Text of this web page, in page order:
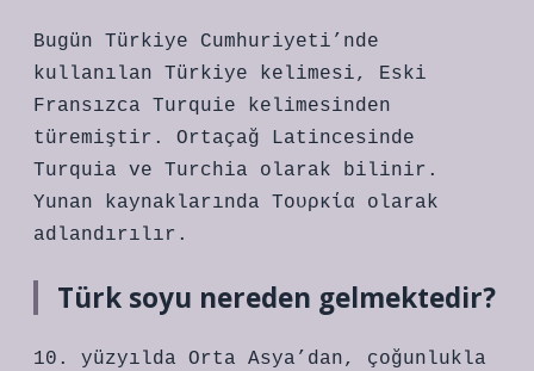
Bugün Türkiye Cumhuriyeti’nde
kullanılan Türkiye kelimesi, Eski
Fransızca Turquie kelimesinden
türemiştir. Ortaçağ Latincesinde
Turquia ve Turchia olarak bilinir.
Yunan kaynaklarında Τουρκία olarak
adlandırılır.
Türk soyu nereden gelmektedir?
10. yüzyılda Orta Asya’dan, çoğunlukla